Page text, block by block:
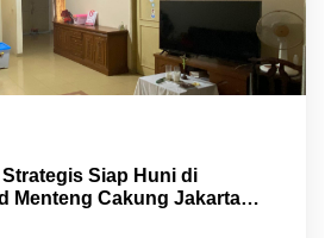
Siap Huni di
Menteng Cakung Jakarta